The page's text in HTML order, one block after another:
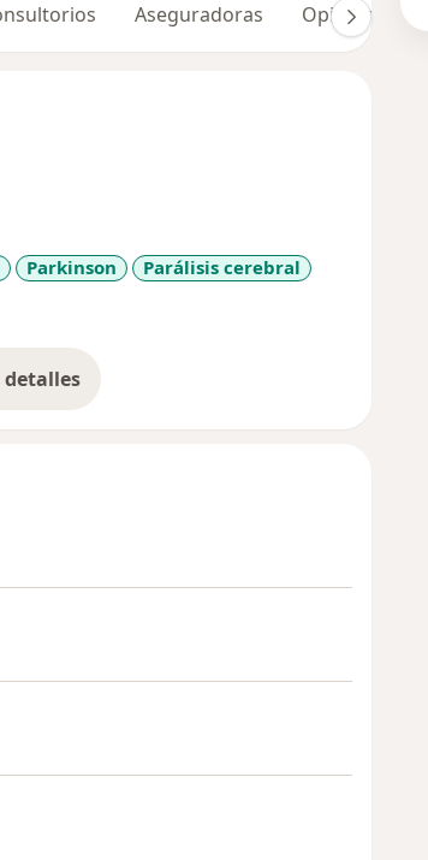
Aseguradoras Opiniones
Parkinson
Parálisis cerebral
la experiencia